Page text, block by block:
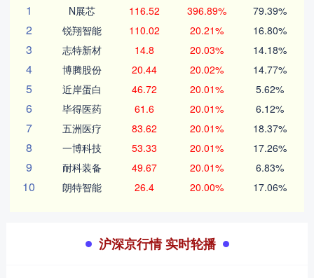
1
N展芯 116.52 396.89% 79.39%
2 锐翔智能 110.02 20.21% 16.80%
3 志特新材 14.8 20.03% 14.18%
4 博腾股份 20.44 20.02% 14.77%
5 近岸蛋白 46.72 20.01% 5.62%
6 毕得医药 61.6 20.01% 6.12%
7 五洲医疗 83.62 20.01% 18.37%
8 一博科技 53.33 20.01% 17.26%
9 耐科装备 49.67 20.01% 6.83%
10 朗特智能 26.4 20.00% 17.06%
沪深京行情 实时轮播